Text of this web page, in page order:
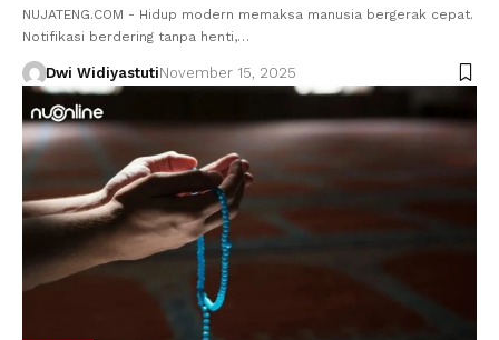
NUJATENG.COM - Hidup modern memaksa manusia bergerak cepat.
Notifikasi berdering tanpa henti,…
Dwi WidiyastutiNovember 15, 2025